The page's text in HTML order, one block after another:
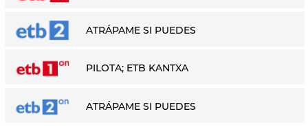
ATRÁPAME SI PUEDES
PILOTA; ETB KANTXA
ATRÁPAME SI PUEDES